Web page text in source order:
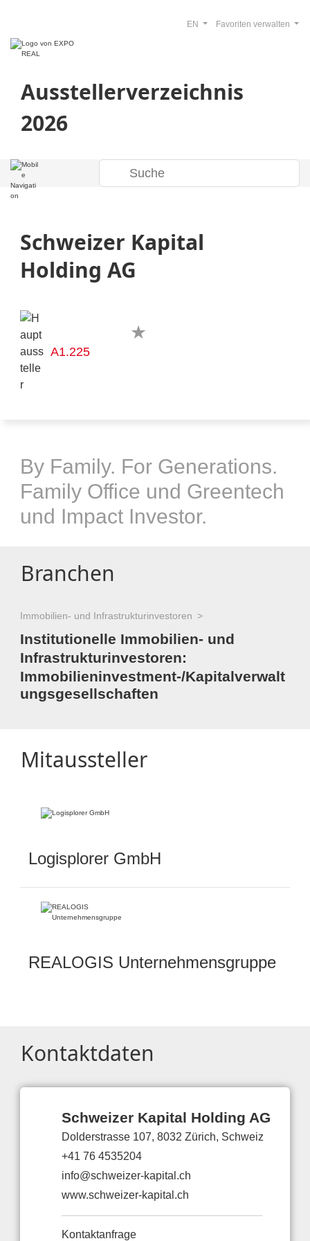
Ausstellerverzeichnis
2026
Favoriten verwalten
EN
Schweizer Kapital
Holding AG
A1.225
By Family. For Generations.
Family Office und Greentech
und Impact Investor.
Branchen
Immobilien- und Infrastrukturinvestoren
Institutionelle Immobilien- und
Infrastrukturinvestoren:
Immobilieninvestment-/Kapitalverwalt
ungsgesellschaften
Mitaussteller
Logisplorer GmbH
REALOGIS Unternehmensgruppe
Kontaktdaten
Schweizer Kapital Holding AG
Dolderstrasse 107, 8032 Zürich, Schweiz
+41 76 4535204
info@schweizer-kapital.ch
www.schweizer-kapital.ch
Kontaktanfrage